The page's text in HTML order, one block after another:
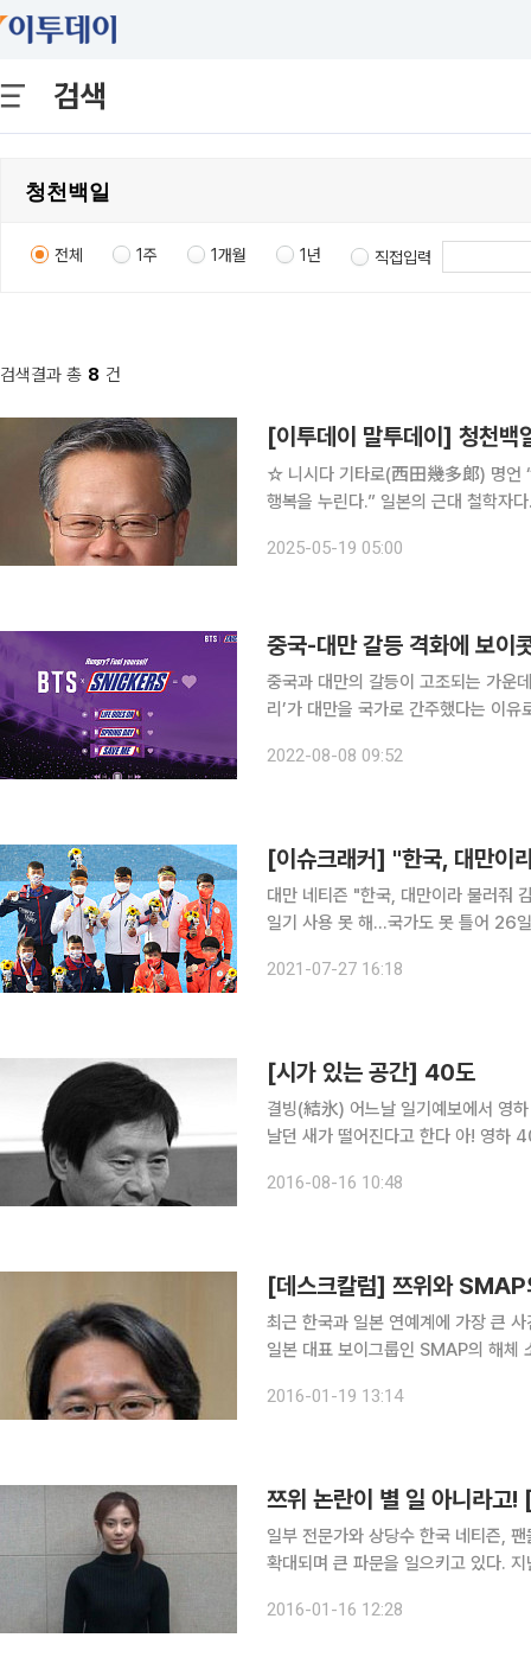
검색
전체 1주 1개월 1년 직접입력
검색결과 총 8 건
[이투데이 말투데이] 청천
☆ 니시다 기타로(西田幾多郞) 명언 “어린아이처럼 단순하고 순결한 마음을 지닌 사람이 가장 큰
행복을 누린다.” 일본의 근대 철학자다. 와쓰지 데쓰로, 미키 기요시, 구키 슈조와 함께 ‘교토 사철
논리로는 파악할 수 없는 근원적인 논
2025-05-19 05:00
중국-대만 갈등 격화에 보이
중국과 대만의 갈등이 고조되는 가운
리’가 대만을 국가로 간주했다는 이
바 스니커즈를 제조·판매하는 마스
2022-08-08 09:52
[이슈크래커] "한국, 대만이
대만 네티즌 "한국, 대만이라 불러줘
일기 사용 못 해…국가도 못 틀어 26일 한국과 대만의 양궁 남자 단체 결승전 이후 한국 트위터 실
보여주는 기능이다. 대만이 한국과의
2021-07-27 16:18
[시가 있는 공간] 40도
결빙(結氷) 어느날 일기예보에서 영하 20도면 남자들은 오줌 누기가 어렵고 영하 40도면 하늘을
날던 새가 떨어진다고 한다 아! 영하 40도 그 깨끗한 하늘에서 떨어지고 싶다 시집 입추가 지났지만
데 늦더위는
2016-08-16 10:48
[데스크칼럼] 쯔위와
최근 한국과 일본 연예계에 가장 큰
일본 대표 보이그룹인 SMAP의 해체
신들의 고정 프로그램인 후지TV
2016-01-19 13:14
쯔위 논란이 별 일 아니라고
일부 전문가와 상당수 한국 네티즌,
확대되며 큰 파문을 일으키고 있다. 지난해 데뷔해 국내외에서 인기가 상승하고 있는 9인조 걸그룹
의 두 차례에 걸친 해명, 그리고 JYP
2016-01-16 12:28